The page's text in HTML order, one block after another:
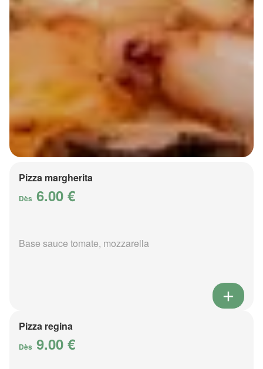
Pizza margherita
Dès 6.00 €
Base sauce tomate, mozzarella
Pizza regina
Dès 9.00 €